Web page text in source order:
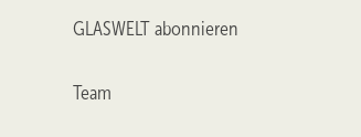
GLASWELT abonnieren
Team